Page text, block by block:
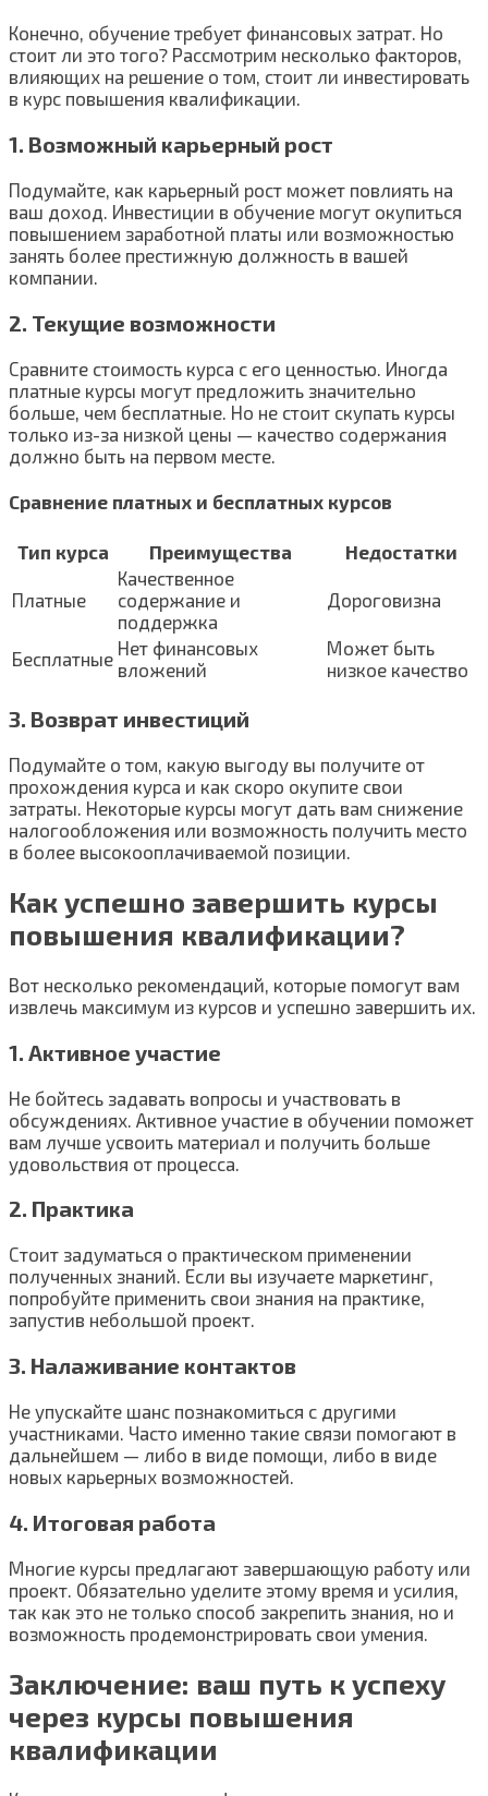
Конечно, обучение требует финансовых затрат. Но
стоит ли это того? Рассмотрим несколько факторов,
влияющих на решение о том, стоит ли инвестировать
в курс повышения квалификации.
1. Возможный карьерный рост
Подумайте, как карьерный рост может повлиять на
ваш доход. Инвестиции в обучение могут окупиться
повышением заработной платы или возможностью
занять более престижную должность в вашей
компании.
2. Текущие возможности
Сравните стоимость курса с его ценностью. Иногда
платные курсы могут предложить значительно
больше, чем бесплатные. Но не стоит скупать курсы
только из-за низкой цены — качество содержания
должно быть на первом месте.
Сравнение платных и бесплатных курсов
Тип курса Преимущества Недостатки
Платные
Качественное
содержание и
поддержка
Дороговизна
Бесплатные Нет финансовых
вложений
Может быть
низкое качество
3. Возврат инвестиций
Подумайте о том, какую выгоду вы получите от
прохождения курса и как скоро окупите свои
затраты. Некоторые курсы могут дать вам снижение
налогообложения или возможность получить место
в более высокооплачиваемой позиции.
Как успешно завершить курсы
повышения квалификации?
Вот несколько рекомендаций, которые помогут вам
извлечь максимум из курсов и успешно завершить их.
1. Активное участие
Не бойтесь задавать вопросы и участвовать в
обсуждениях. Активное участие в обучении поможет
вам лучше усвоить материал и получить больше
удовольствия от процесса.
2. Практика
Стоит задуматься о практическом применении
полученных знаний. Если вы изучаете маркетинг,
попробуйте применить свои знания на практике,
запустив небольшой проект.
3. Налаживание контактов
Не упускайте шанс познакомиться с другими
участниками. Часто именно такие связи помогают в
дальнейшем — либо в виде помощи, либо в виде
новых карьерных возможностей.
4. Итоговая работа
Многие курсы предлагают завершающую работу или
проект. Обязательно уделите этому время и усилия,
так как это не только способ закрепить знания, но и
возможность продемонстрировать свои умения.
Заключение: ваш путь к успеху
через курсы повышения
квалификации